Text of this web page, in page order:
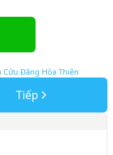
Cửu Đăng Hòa Thiện
Tiếp